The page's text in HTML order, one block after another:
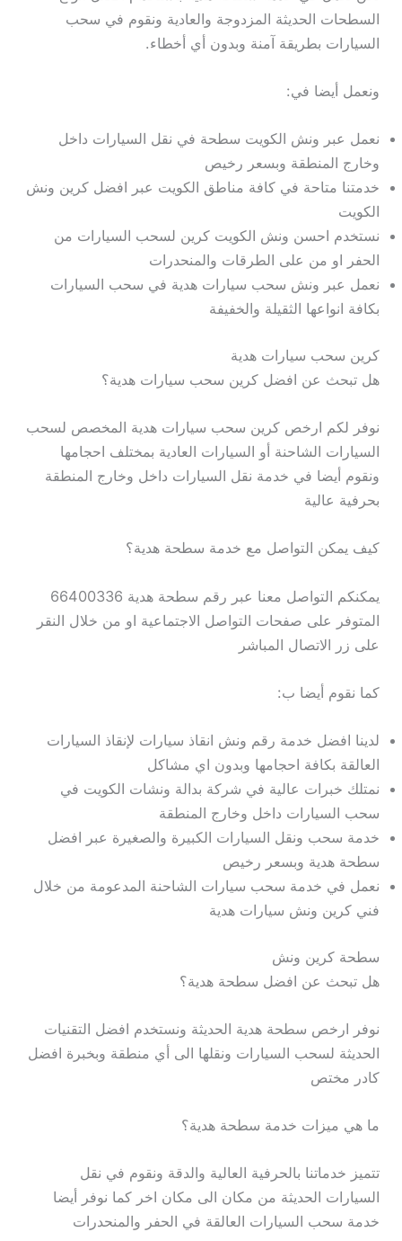
السطحات الحديثة المزدوجة والعادية ونقوم في سحب
السيارات بطريقة آمنة وبدون أي أخطاء.
ونعمل أيضا في:
نعمل عبر ونش الكويت سطحة في نقل السيارات داخل
وخارج المنطقة وبسعر رخيص
خدمتنا متاحة في كافة مناطق الكويت عبر افضل كرين ونش
الكويت
نستخدم احسن ونش الكويت كرين لسحب السيارات من
الحفر او من على الطرقات والمنحدرات
نعمل عبر ونش سحب سيارات هدية في سحب السيارات
بكافة انواعها الثقيلة والخفيفة
كرين سحب سيارات هدية
هل تبحث عن افضل كرين سحب سيارات هدية؟
نوفر لكم ارخص كرين سحب سيارات هدية المخصص لسحب
السيارات الشاحنة أو السيارات العادية بمختلف احجامها
ونقوم أيضا في خدمة نقل السيارات داخل وخارج المنطقة
بحرفية عالية
كيف يمكن التواصل مع خدمة سطحة هدية؟
يمكنكم التواصل معنا عبر رقم سطحة هدية 66400336
المتوفر على صفحات التواصل الاجتماعية او من خلال النقر
على زر الاتصال المباشر
كما نقوم أيضا ب:
لدينا افضل خدمة رقم ونش انقاذ سيارات لإنقاذ السيارات
العالقة بكافة احجامها وبدون اي مشاكل
نمتلك خبرات عالية في شركة بدالة ونشات الكويت في
سحب السيارات داخل وخارج المنطقة
خدمة سحب ونقل السيارات الكبيرة والصغيرة عبر افضل
سطحة هدية وبسعر رخيص
نعمل في خدمة سحب سيارات الشاحنة المدعومة من خلال
فني كرين ونش سيارات هدية
سطحة كرين ونش
هل تبحث عن افضل سطحة هدية؟
نوفر ارخص سطحة هدية الحديثة ونستخدم افضل التقنيات
الحديثة لسحب السيارات ونقلها الى أي منطقة وبخبرة افضل
كادر مختص
ما هي ميزات خدمة سطحة هدية؟
تتميز خدماتنا بالحرفية العالية والدقة ونقوم في نقل
السيارات الحديثة من مكان الى مكان اخر كما نوفر أيضا
خدمة سحب السيارات العالقة في الحفر والمنحدرات